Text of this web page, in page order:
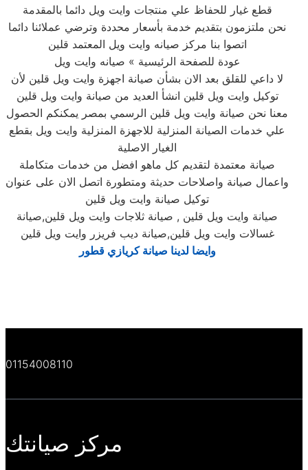
قطع غيار للحفاظ علي منتجات وايت ويل دائما بالمقدمة
نحن ملتزمون بتقديم خدمة بأسعار محددة وترضي عملائنا دائما
اتصوا بنا مركز صيانه وايت ويل المعتمد قلين
عودة للصفحة الرئيسية » صيانه وايت ويل
لا داعي للقلق بعد الان بشأن صيانة اجهزة وايت ويل قلين لأن
توكيل وايت ويل قلين انشأ العديد من صيانة وايت ويل قلين
معنا نحن صيانة وايت ويل قلين الرسمي بمصر يمكنكم الحصول
علي خدمات الصيانة المنزلية للاجهزة المنزلية وايت ويل بقطع
الغيار الاصلية
صيانة معتمدة لتقديم كل ماهو افضل من خدمات متكاملة
واعمال صيانة واصلاحات حديثة ومتطورة اتصل الان على عنوان
توكيل صيانة وايت ويل قلين
صيانة وايت ويل قلين , صيانة ثلاجات وايت ويل قلين,صيانة
غسالات وايت ويل قلين,صيانة ديب فريزر وايت ويل قلين
وايضا لدينا صيانة كريازي قطور
01154008110
مركز صيانتك